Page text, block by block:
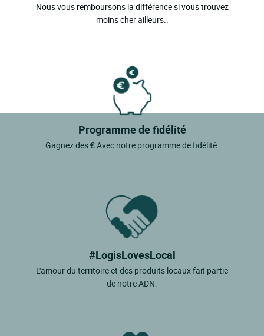
Nous vous remboursons la différence si vous trouvez
moins cher ailleurs..
Programme de fidélité
Gagnez des € Avec notre programme de fidélité.
#LogisLovesLocal
L'amour du territoire et des produits locaux fait partie
de notre ADN.